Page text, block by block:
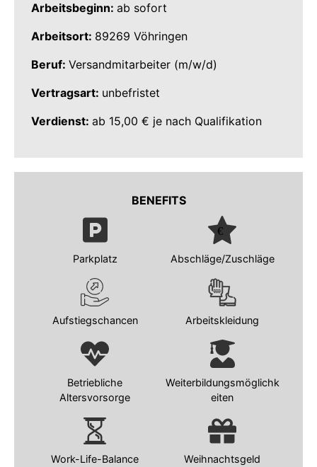
Arbeitsbeginn: ab sofort
Arbeitsort: 89269 Vöhringen
Beruf: Versandmitarbeiter (m/w/d)
Vertragsart: unbefristet
Verdienst: ab 15,00 € je nach Qualifikation
BENEFITS
Parkplatz Abschläge/Zuschläge
Aufstiegschancen Arbeitskleidung
Betriebliche
Altersvorsorge
Weiterbildungsmöglichk
eiten
Work-Life-Balance Weihnachtsgeld